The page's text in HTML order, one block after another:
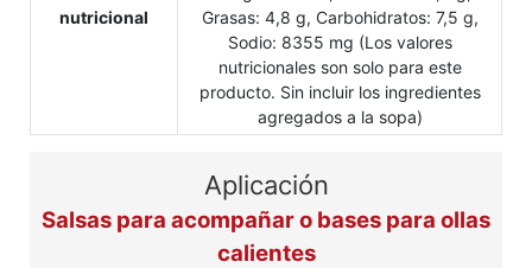
nutricional
Grasas: 4,8 g, Carbohidratos: 7,5 g,
Sodio: 8355 mg (Los valores
nutricionales son solo para este
producto. Sin incluir los ingredientes
agregados a la sopa)
Aplicación
Salsas para acompañar o bases para ollas
calientes